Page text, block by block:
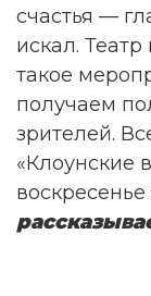
счастья —
искал.
такое
получаем
зрителей.
«Клоунские